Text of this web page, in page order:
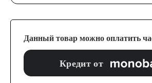
Данный товар можно оплатить
Кредит от